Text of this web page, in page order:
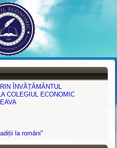
ÎNVĂȚĂMÂNTUL
COLEGIUL ECONOMIC
la români"